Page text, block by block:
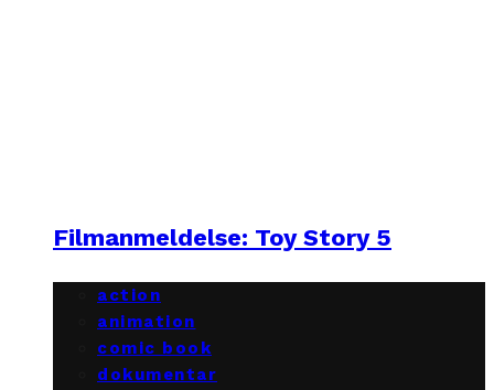
Filmanmeldelse: Toy Story 5
action
animation
comic book
dokumentar